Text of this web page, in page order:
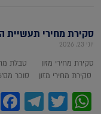
סקירת מחירי תעשיית המזון
יוני 23, 2026
סקירת מחירי מזון טבלת
סקירת מחירי מזון סוכר מס'5, סוכר מס' 11, קקאו,